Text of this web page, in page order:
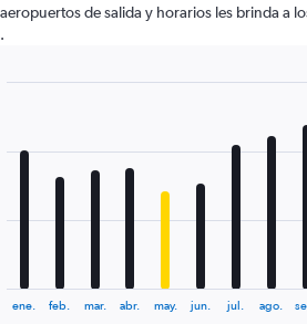
de salida y horarios les brinda a
ene. feb. mar. abr. may. jun. jul. ago.